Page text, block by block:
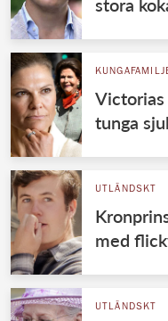
tunga
UTLÄNDSKT
med
UTLÄNDSKT